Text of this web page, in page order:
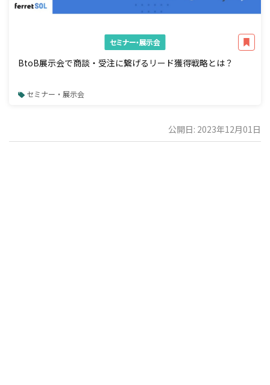
セミナー・展示会
BtoB展示会で商談・受注に繋げるリード獲得戦略とは？
セミナー・展示会
公開日: 2023年12月01日